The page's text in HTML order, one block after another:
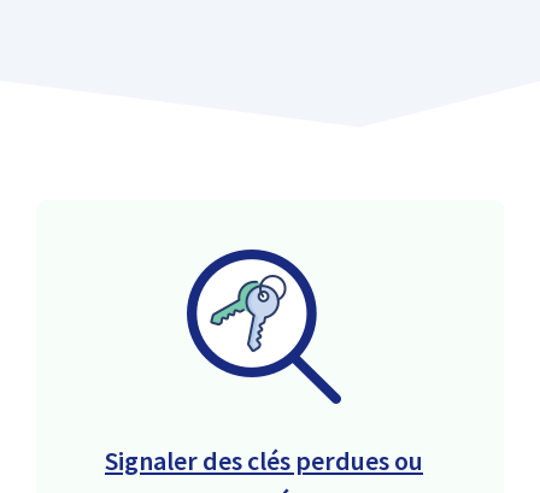
Signaler des clés perdues ou